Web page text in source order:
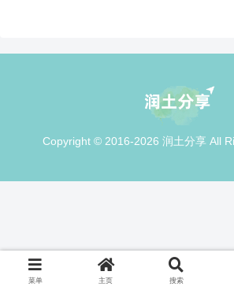
Copyright © 2016-2026 润土分享 All
菜单 主页 搜索